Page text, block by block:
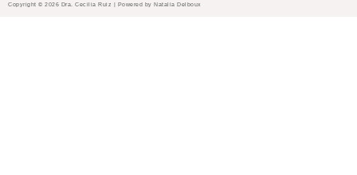
Copyright © 2026 Dra. Cecilia Ruiz | Powered by Natalia Delboux